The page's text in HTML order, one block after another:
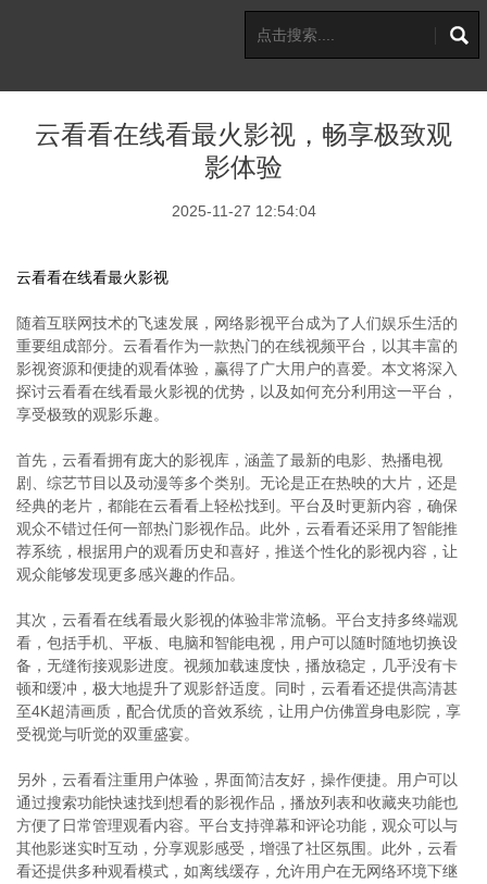
云看看在线看最火影视，畅享极致观
影体验
2025-11-27 12:54:04
云看看在线看最火影视
随着互联网技术的飞速发展，网络影视平台成为了人们娱乐生活的
重要组成部分。云看看作为一款热门的在线视频平台，以其丰富的
影视资源和便捷的观看体验，赢得了广大用户的喜爱。本文将深入
探讨云看看在线看最火影视的优势，以及如何充分利用这一平台，
享受极致的观影乐趣。
首先，云看看拥有庞大的影视库，涵盖了最新的电影、热播电视
剧、综艺节目以及动漫等多个类别。无论是正在热映的大片，还是
经典的老片，都能在云看看上轻松找到。平台及时更新内容，确保
观众不错过任何一部热门影视作品。此外，云看看还采用了智能推
荐系统，根据用户的观看历史和喜好，推送个性化的影视内容，让
观众能够发现更多感兴趣的作品。
其次，云看看在线看最火影视的体验非常流畅。平台支持多终端观
看，包括手机、平板、电脑和智能电视，用户可以随时随地切换设
备，无缝衔接观影进度。视频加载速度快，播放稳定，几乎没有卡
顿和缓冲，极大地提升了观影舒适度。同时，云看看还提供高清甚
至4K超清画质，配合优质的音效系统，让用户仿佛置身电影院，享
受视觉与听觉的双重盛宴。
另外，云看看注重用户体验，界面简洁友好，操作便捷。用户可以
通过搜索功能快速找到想看的影视作品，播放列表和收藏夹功能也
方便了日常管理观看内容。平台支持弹幕和评论功能，观众可以与
其他影迷实时互动，分享观影感受，增强了社区氛围。此外，云看
看还提供多种观看模式，如离线缓存，允许用户在无网络环境下继